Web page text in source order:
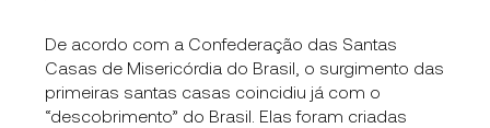
De acordo com a Confederação das Santas
Casas de Misericórdia do Brasil, o surgimento das
primeiras santas casas coincidiu já com o
“descobrimento” do Brasil. Elas foram criadas